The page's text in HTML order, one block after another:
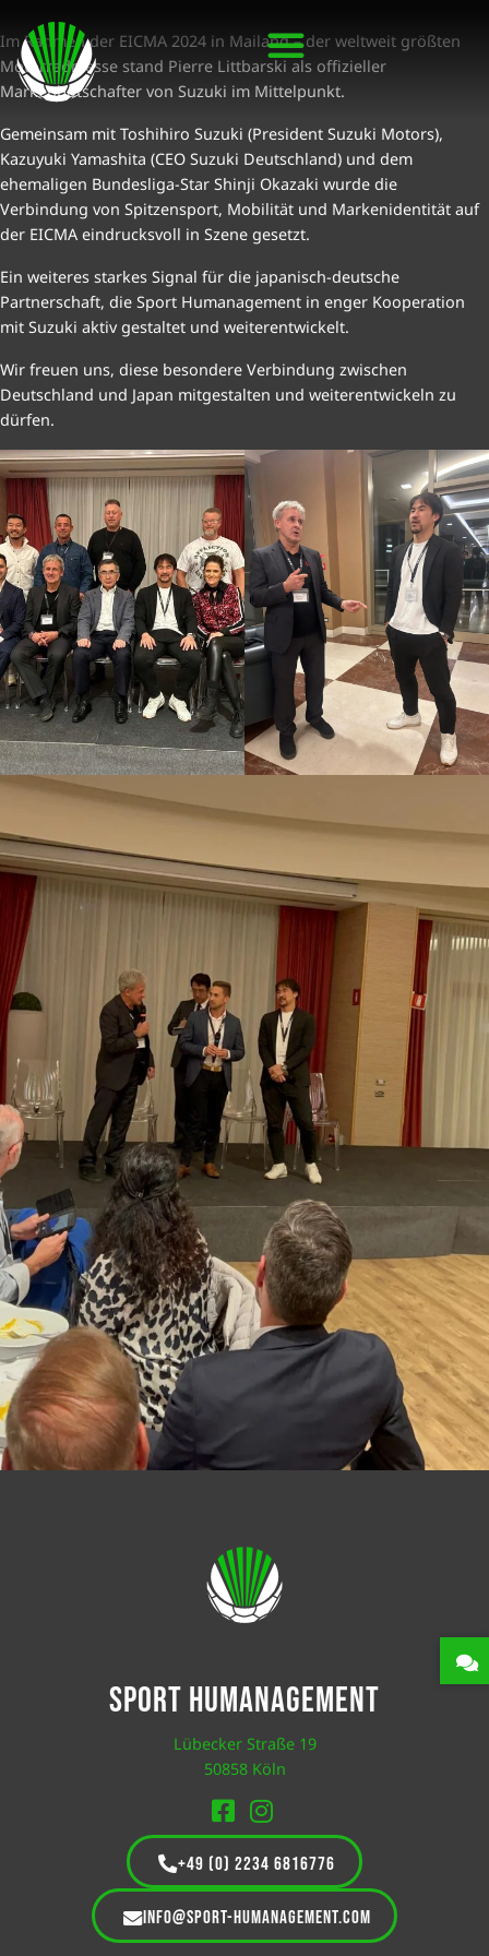
Im Rahmen der EICMA 2024 in Mailand – der weltweit größten
Motorradmesse stand Pierre Littbarski als offizieller
Markenbotschafter von Suzuki im Mittelpunkt.
Gemeinsam mit Toshihiro Suzuki (President Suzuki Motors),
Kazuyuki Yamashita (CEO Suzuki Deutschland) und dem
ehemaligen Bundesliga-Star Shinji Okazaki wurde die
Verbindung von Spitzensport, Mobilität und Markenidentität auf
der EICMA eindrucksvoll in Szene gesetzt.
Ein weiteres starkes Signal für die japanisch-deutsche
Partnerschaft, die Sport Humanagement in enger Kooperation
mit Suzuki aktiv gestaltet und weiterentwickelt.
Wir freuen uns, diese besondere Verbindung zwischen
Deutschland und Japan mitgestalten und weiterentwickeln zu
dürfen.
Sport Humanagement
Lübecker Straße 19
50858 Köln
+49 (0) 2234 6816776
info@sport-humanagement.com